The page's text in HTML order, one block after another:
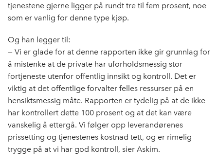
tjenestene gjerne ligger på rundt tre til fem prosent, noe
som er vanlig for denne type kjøp.
Og han legger til:
— Vi er glade for at denne rapporten ikke gir grunnlag for
å mistenke at de private har uforholdsmessig stor
fortjeneste utenfor offentlig innsikt og kontroll. Det er
viktig at det offentlige forvalter felles ressurser på en
hensiktsmessig måte. Rapporten er tydelig på at de ikke
har kontrollert dette 100 prosent og at det kan være
vanskelig å ettergå. Vi følger opp leverandørenes
prissetting og tjenestenes kostnad tett, og er rimelig
trygge på at vi har god kontroll, sier Askim.